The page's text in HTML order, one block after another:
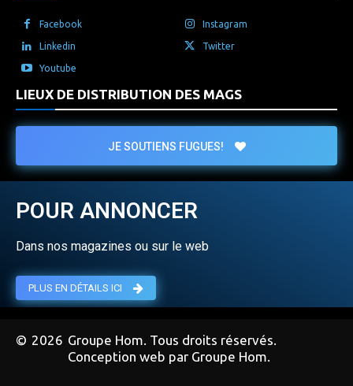
Facebook Instagram
Linkedin Twitter
Youtube
LIEUX DE DISTRIBUTION DES MAGS
JE SOUTIENS FUGUES!
POUR ANNONCER
Dans nos magazines ou sur le web
PLUS EN DÉTAILS ICI
© 2026 Groupe Hom. Tous droits réservés.
Conception web par Groupe Hom.